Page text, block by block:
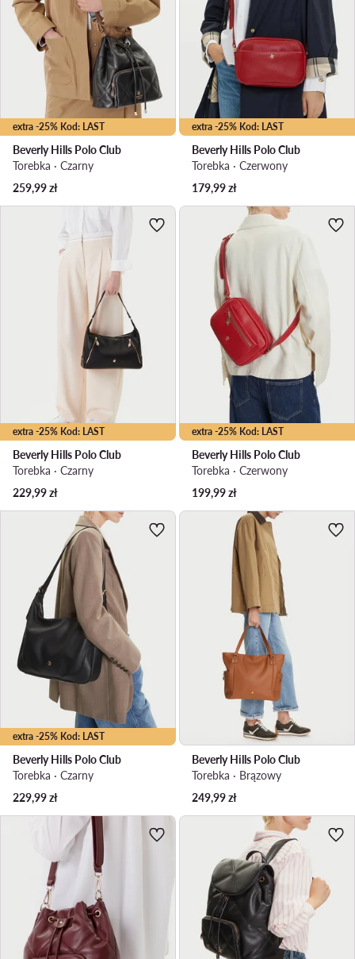
extra -25% Kod: LAST
Beverly Hills Polo Club
Torebka · Czarny
259,99zł
extra -25% Kod: LAST
Beverly Hills Polo Club
Torebka · Czerwony
179,99zł
extra -25% Kod: LAST
Beverly Hills Polo Club
Torebka · Czarny
229,99zł
extra -25% Kod: LAST
Beverly Hills Polo Club
Torebka · Czerwony
199,99zł
extra -25% Kod: LAST
Beverly Hills Polo Club
Torebka · Czarny
229,99zł
Beverly Hills Polo Club
Torebka · Brązowy
249,99zł